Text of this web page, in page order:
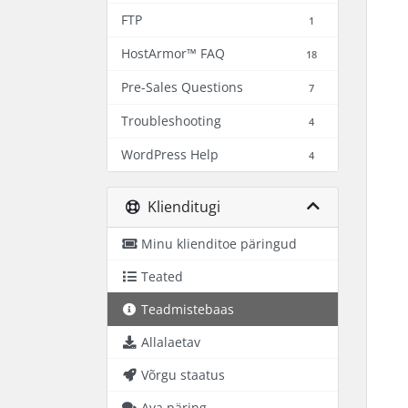
FTP 1
HostArmor™ FAQ 18
Pre-Sales Questions 7
Troubleshooting 4
WordPress Help 4
Klienditugi
Minu klienditoe päringud
Teated
Teadmistebaas
Allalaetav
Võrgu staatus